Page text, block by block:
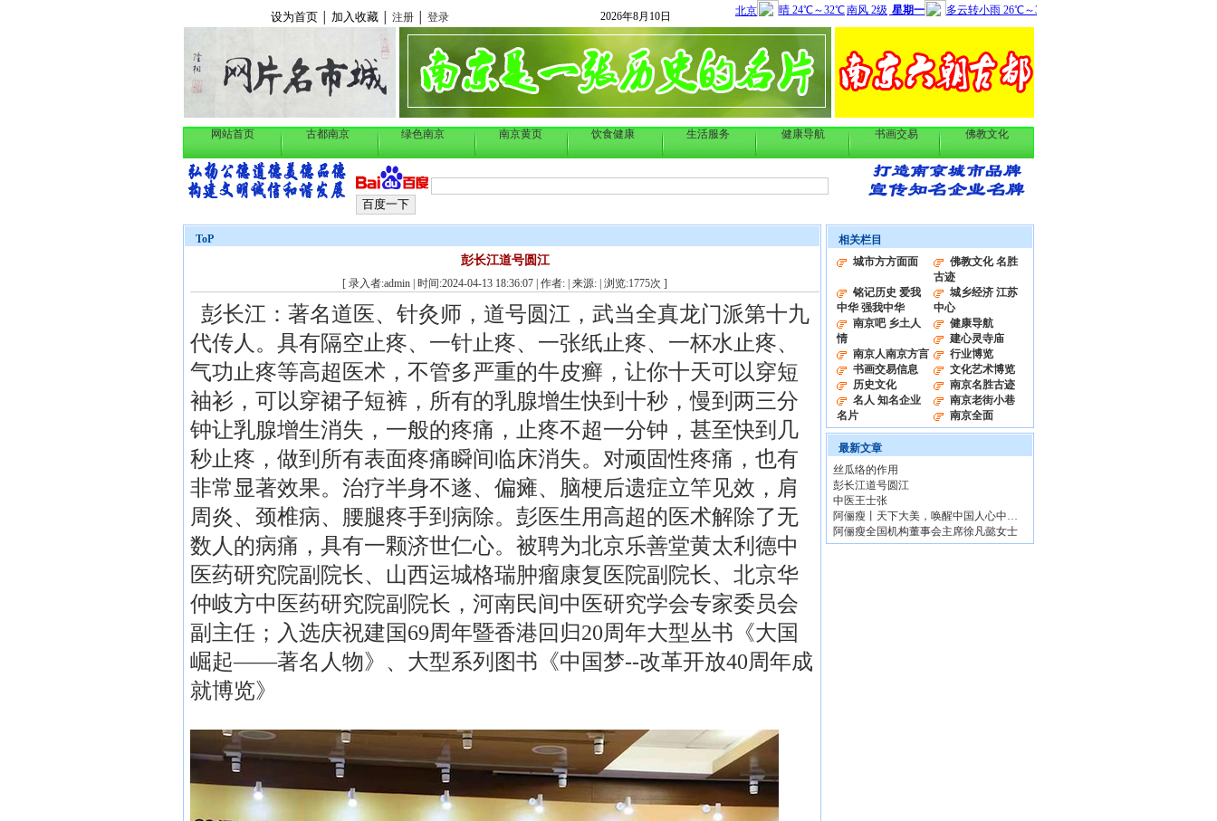
设为首页 加入收藏│ 注册│ 登录 2026年8月10日
网站首页 古都南京 佛教文化
书画交易
健康导航
生活服务
饮食健康
南京黄页
绿色南京
ToP
彭长江道号圆江
[ 录入者:admin | 时间:2024-04-13 18:36:07 | 作者: | 来源: | 浏览:1775次 ]
彭长江：著名道医、针灸师，道号圆江，武当全真龙门派第十九
代传人。具有隔空止疼、一针止疼、一张纸止疼、一杯水止疼、
气功止疼等高超医术，不管多严重的牛皮癣，让你十天可以穿短
袖衫，可以穿裙子短裤，所有的乳腺增生快到十秒，慢到两三分
钟让乳腺增生消失，一般的疼痛，止疼不超一分钟，甚至快到几
秒止疼，做到所有表面疼痛瞬间临床消失。对顽固性疼痛，也有
非常显著效果。治疗半身不遂、偏瘫、脑梗后遗症立竿见效，肩
周炎、颈椎病、腰腿疼手到病除。彭医生用高超的医术解除了无
数人的病痛，具有一颗济世仁心。被聘为北京乐善堂黄太利德中
医药研究院副院长、山西运城格瑞肿瘤康复医院副院长、北京华
仲岐方中医药研究院副院长，河南民间中医研究学会专家委员会
副主任；入选庆祝建国69周年暨香港回归20周年大型丛书《大国
崛起——著名人物》、大型系列图书《中国梦--改革开放40周年成
就博览》
相关栏目
城市方方面面
佛教文化 名胜
古迹
铭记历史 爱我
中华 强我中华
城乡经济 江苏
中心
南京吧 乡土人
情
健康导航
建心灵寺庙
南京人南京方言
行业博览
书画交易信息
文化艺术博览
历史文化
南京名胜古迹
名人 知名企业
名片
南京老街小巷
南京全面
最新文章
丝瓜络的作用
彭长江道号圆江
中医王士张
阿俪瘦丨天下大美，唤醒中国人心中之美
阿俪瘦全国机构董事会主席徐凡懿女士